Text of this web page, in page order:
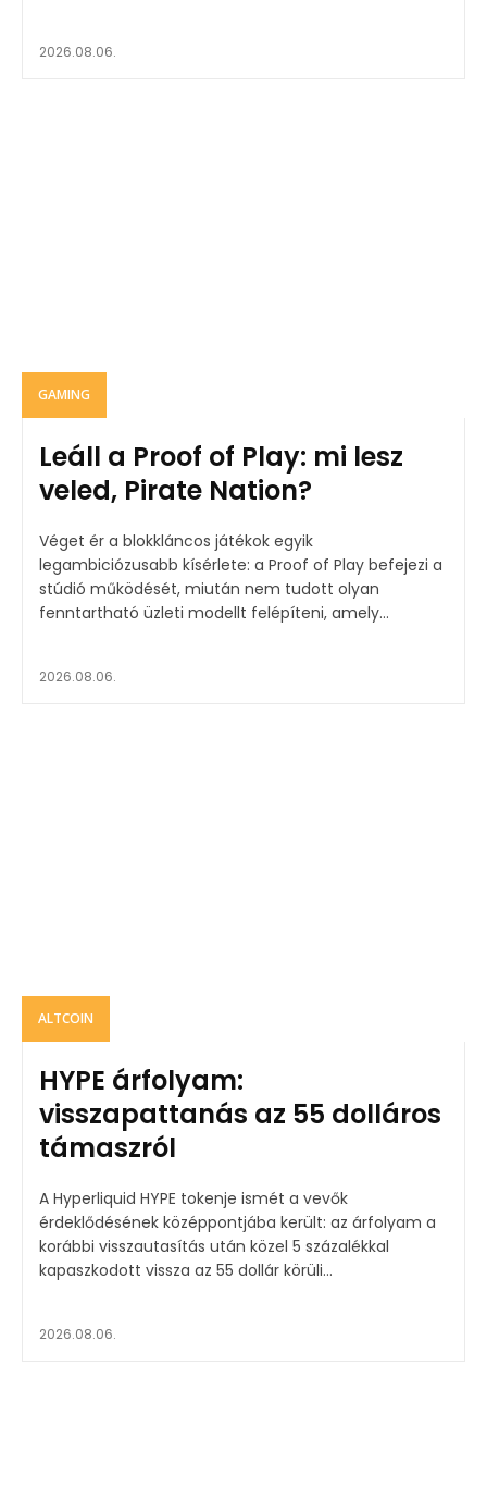
2026.08.06.
GAMING
Leáll a Proof of Play: mi lesz
veled, Pirate Nation?
Véget ér a blokkláncos játékok egyik
legambiciózusabb kísérlete: a Proof of Play befejezi a
stúdió működését, miután nem tudott olyan
fenntartható üzleti modellt felépíteni, amely...
2026.08.06.
ALTCOIN
HYPE árfolyam:
visszapattanás az 55 dolláros
támaszról
A Hyperliquid HYPE tokenje ismét a vevők
érdeklődésének középpontjába került: az árfolyam a
korábbi visszautasítás után közel 5 százalékkal
kapaszkodott vissza az 55 dollár körüli...
2026.08.06.